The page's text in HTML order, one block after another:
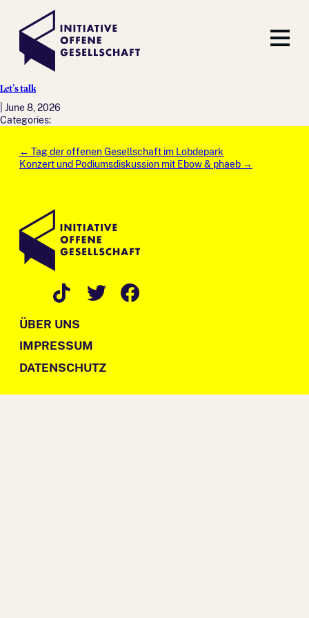
Let’s talk
June 8, 2026
Categories:
Post
navigation
← Tag der offenen Gesellschaft im Lobdepark
Konzert und Podiumsdiskussion mit Ebow & phaeb →
ÜBER UNS
IMPRESSUM
DATENSCHUTZ